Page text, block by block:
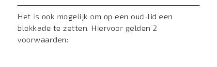
Het is ook mogelijk om op een oud-lid een
blokkade te zetten. Hiervoor gelden 2
voorwaarden: